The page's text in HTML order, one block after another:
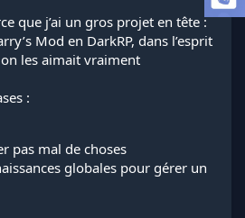
que j’ai un gros projet en tête :
Mod en DarkRP, dans l’esprit
on les aimait vraiment
:
pas mal de choses
globales pour gérer un